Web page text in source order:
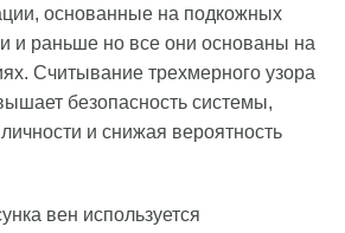
основанные на подкожных
и раньше но все они основаны на
Считывание трехмерного узора
безопасность системы,
и снижая вероятность
вен используется